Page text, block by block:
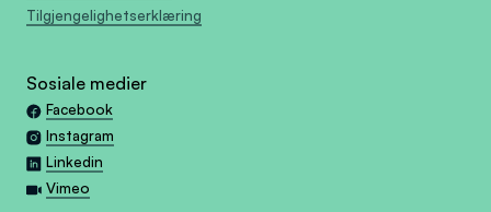
Tilgjengelighetserklæring
Sosiale medier
Facebook
Instagram
Linkedin
Vimeo